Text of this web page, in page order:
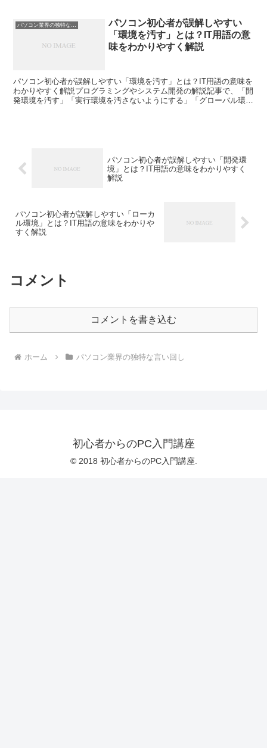
パソコン初心者が誤解しやすい
「環境を汚す」とは？IT用語の意
味をわかりやすく解説
パソコン初心者が誤解しやすい「環境を汚す」とは？IT用語の意味を
わかりやすく解説プログラミングやシステム開発の解説記事で、「開
発環境を汚す」「実行環境を汚さないようにする」「グローバル環境
パソコン初心者が誤解しやすい「開発環
境」とは？IT用語の意味をわかりやすく
解説
パソコン初心者が誤解しやすい「ローカ
ル環境」とは？IT用語の意味をわかりや
すく解説
コメント
コメントを書き込む
ホーム パソコン業界の独特な言い回し
初心者からのPC入門講座
© 2018 初心者からのPC入門講座.